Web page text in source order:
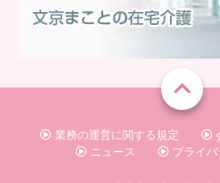
業務の運営に関する規定
ニュース
プライ